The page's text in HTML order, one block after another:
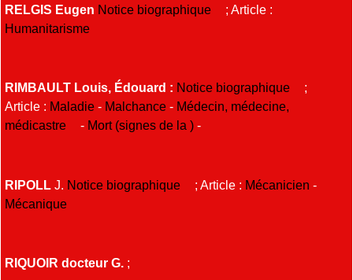
RELGIS Eugen Notice biographique
; Article :
Humanitarisme
RIMBAULT Louis, Édouard : Notice biographique
;
Article : Maladie - Malchance - Médecin, médecine,
médicastre
- Mort (signes de la ) -
RIPOLL J. Notice biographique ; Article : Mécanicien -
Mécanique
RIQUOIR docteur G. ;